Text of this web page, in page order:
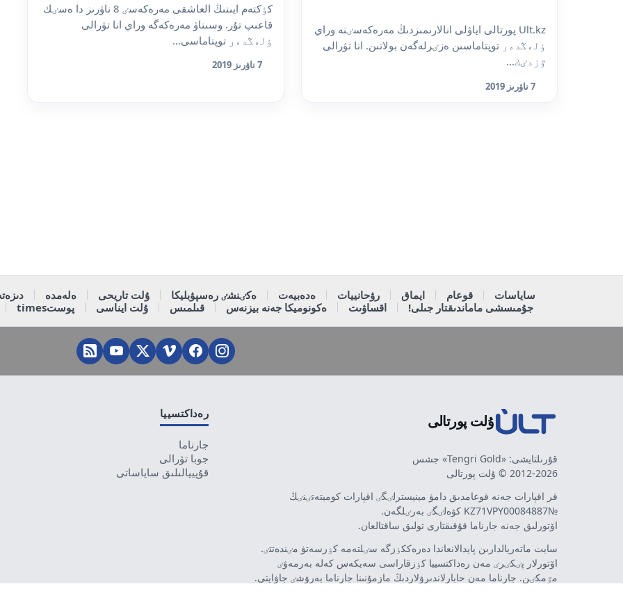
Ult.kz پورتالى اياۋلى انالارىمىزدىڭ مەرەكەسٸنە وراي
ٶلەڭدەر توپتاماسىن ەزٸرلەگەن بولاتىن. انا تۋرالى
ٷزدٸك...
7 ناۋرىز 2019
كٶكتەم ايىنىڭ العاشقى مەرەكەسٸ 8 ناۋرىز دا ەسٸك
قاعىپ تۇر. وسىناۋ مەرەكەگە وراي انا تۋرالى
ٶلەڭدەر توپتاماسى...
7 ناۋرىز 2019
ساياسات قوعام ايماق رۋحانييات ەدەبيەت ەكٸنشٸ رەسپۋبليكا ۇلت تاريحى ەلەمدە
جۇمىسشى ماماندىقتار جىلى!
اقساۋىت ەكونوميكا جەنە بيزنەس قىلمىس ۇلت ايناسى پوستtimes
ۇلت پورتالى
قۇرىلتايشى: «Tengri Gold» جشس
2012-2026 © ۇلت پورتالى
قر اقپارات جەنە قوعامدىق دامۋ مينيسترلٸگٸ اقپارات كوميتەتٸنٸڭ
№KZ71VPY00084887 كۋەلٸگٸ بەرٸلگەن.
اۆتورلىق جەنە جارناما قۇقىقتارى تولىق ساقتالعان.
سايت ماتەريالدارىن پايدالانعاندا دەرەككٶزگە سٸلتەمە كٶرسەتۋ مٸندەتتٸ.
اۆتورلار پٸكٸرٸ مەن رەداكتسييا كٶزقاراسى سەيكەس كەلە بەرمەۋٸ
مٷمكٸن. جارناما مەن حابارلاندىرۋلاردىڭ مازمۇنىنا جارناما بەرۋشٸ جاۋاپتى.
رەداكتسييا
جارناما
جوبا تۋرالى
قۇپييالىلىق ساياساتى